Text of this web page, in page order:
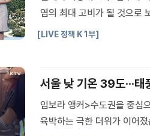
염의 최대 고비가 될 것으로
람의 체온을 웃도는 극심한
[LIVE 정책 K 1부]
서울 낮 기온 39도···
임보라 앵커>수도권을 중심
육박하는 극한 더위가 이어